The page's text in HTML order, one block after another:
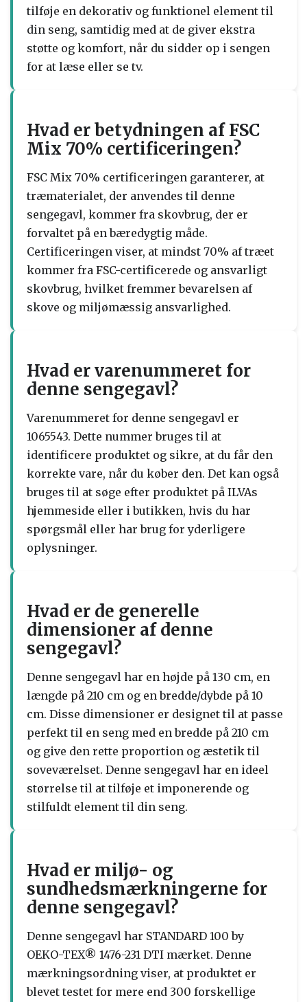
tilføje en dekorativ og funktionel element til
din seng, samtidig med at de giver ekstra
støtte og komfort, når du sidder op i sengen
for at læse eller se tv.
Hvad er betydningen af FSC
Mix 70% certificeringen?
FSC Mix 70% certificeringen garanterer, at
træmaterialet, der anvendes til denne
sengegavl, kommer fra skovbrug, der er
forvaltet på en bæredygtig måde.
Certificeringen viser, at mindst 70% af træet
kommer fra FSC-certificerede og ansvarligt
skovbrug, hvilket fremmer bevarelsen af
skove og miljømæssig ansvarlighed.
Hvad er varenummeret for
denne sengegavl?
Varenummeret for denne sengegavl er
1065543. Dette nummer bruges til at
identificere produktet og sikre, at du får den
korrekte vare, når du køber den. Det kan også
bruges til at søge efter produktet på ILVAs
hjemmeside eller i butikken, hvis du har
spørgsmål eller har brug for yderligere
oplysninger.
Hvad er de generelle
dimensioner af denne
sengegavl?
Denne sengegavl har en højde på 130 cm, en
længde på 210 cm og en bredde/dybde på 10
cm. Disse dimensioner er designet til at passe
perfekt til en seng med en bredde på 210 cm
og give den rette proportion og æstetik til
soveværelset. Denne sengegavl har en ideel
størrelse til at tilføje et imponerende og
stilfuldt element til din seng.
Hvad er miljø- og
sundhedsmærkningerne for
denne sengegavl?
Denne sengegavl har STANDARD 100 by
OEKO-TEX® 1476-231 DTI mærket. Denne
mærkningsordning viser, at produktet er
blevet testet for mere end 300 forskellige